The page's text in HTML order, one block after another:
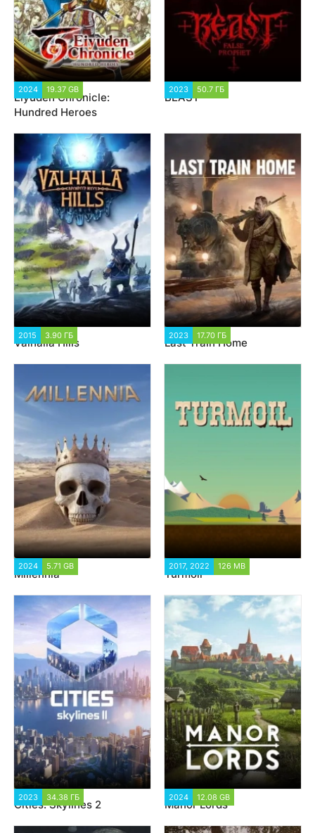
2024 19.37 GB
Eiyuden Chronicle:
Hundred Heroes
2023 50.7 ГБ
BEAST
2015 3.90 ГБ
Valhalla Hills
2023 17.70 ГБ
Last Train Home
2024 5.71 GB
Millennia
2017, 2022 126 MB
Turmoil
2023 34.38 ГБ
Cities: Skylines 2
2024 12.08 GB
Manor Lords